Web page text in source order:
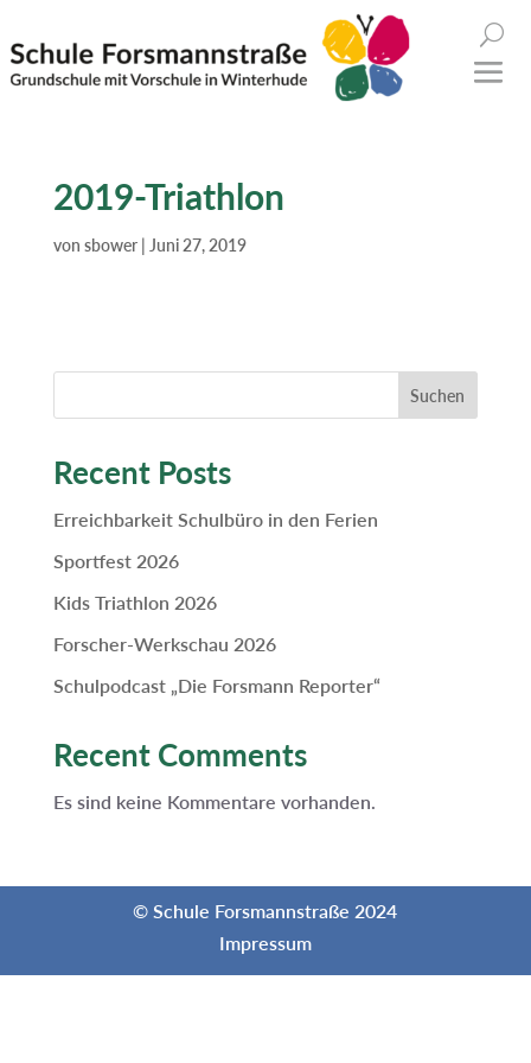
2019-Triathlon
von sbower| Juni 27, 2019
Suchen
Recent Posts
Erreichbarkeit Schulbüro in den Ferien
Sportfest 2026
Kids Triathlon 2026
Forscher-Werkschau 2026
Schulpodcast „Die Forsmann Reporter“
Recent Comments
Es sind keine Kommentare vorhanden.
© Schule Forsmannstraße 2024
Impressum